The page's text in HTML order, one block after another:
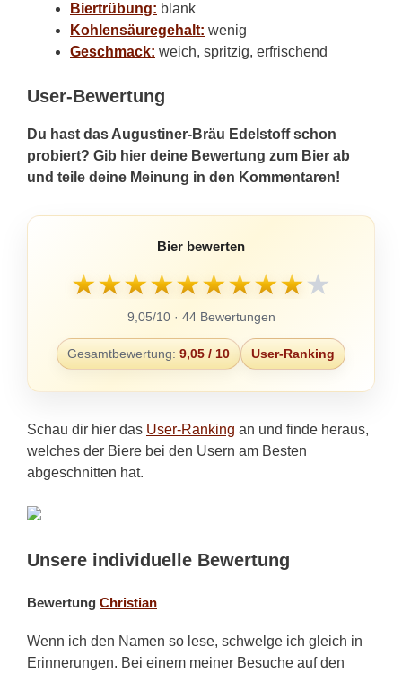
Biertrübung: blank
Kohlensäuregehalt: wenig
Geschmack: weich, spritzig, erfrischend
User-Bewertung
Du hast das Augustiner-Bräu Edelstoff schon
probiert? Gib hier deine Bewertung zum Bier ab
und teile deine Meinung in den Kommentaren!
Bier bewerten
★★★★★★★★★★
9,05/10 · 44 Bewertungen
Gesamtbewertung: 9,05 / 10 User-Ranking
Schau dir hier das User-Ranking an und finde heraus,
welches der Biere bei den Usern am Besten
abgeschnitten hat.
Unsere individuelle Bewertung
Bewertung Christian
Wenn ich den Namen so lese, schwelge ich gleich in
Erinnerungen. Bei einem meiner Besuche auf den